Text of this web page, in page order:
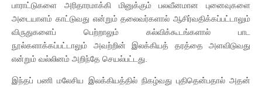
பாராட்டுகளை அரிதாரமாக்கி மினுக்கும் பலவீனமான புனைவுகளை
அடையாளம் காட்டுவது என்றும் தலைவர்களால் ஆசிர்வதிக்கப்பட்டாலும்
விருதுகளைப் பெற்றாலும் கல்விக்கூடங்களால் பாட
நூல்களாக்கப்பட்டாலும் அவற்றின் இலக்கியத் தரத்தை அளவிடுவது
என்றும் வல்லினம் அறிந்தே செயல்பட்டது.
இந்தப் பணி மலேசிய இலக்கியத்தில் நிகழ்வது புதிதென்பதால் அதன்